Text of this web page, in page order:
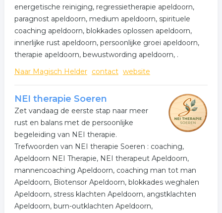
energetische reiniging, regressietherapie apeldoorn,
paragnost apeldoorn, medium apeldoorn, spirituele
coaching apeldoorn, blokkades oplossen apeldoorn,
innerlijke rust apeldoorn, persoonlijke groei apeldoorn,
therapie apeldoorn, bewustwording apeldoorn, .
Naar Magisch Helder contact website
NEI therapie Soeren
Zet vandaag de eerste stap naar meer
rust en balans met de persoonlijke
begeleiding van NEI therapie.
Trefwoorden van NEI therapie Soeren : coaching,
Apeldoorn NEI Therapie, NEI therapeut Apeldoorn,
mannencoaching Apeldoorn, coaching man tot man
Apeldoorn, Biotensor Apeldoorn, blokkades weghalen
Apeldoorn, stress klachten Apeldoorn, angstklachten
Apeldoorn, burn-outklachten Apeldoorn,